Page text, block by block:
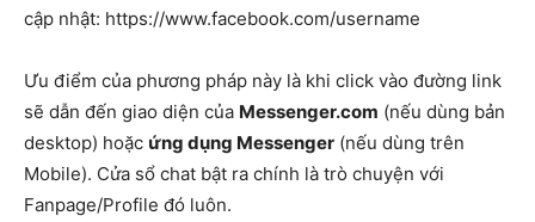
cập nhật: https://www.facebook.com/username
Ưu điểm của phương pháp này là khi click vào đường link
sẽ dẫn đến giao diện của Messenger.com (nếu dùng bản
desktop) hoặc ứng dụng Messenger (nếu dùng trên
Mobile). Cửa sổ chat bật ra chính là trò chuyện với
Fanpage/Profile đó luôn.